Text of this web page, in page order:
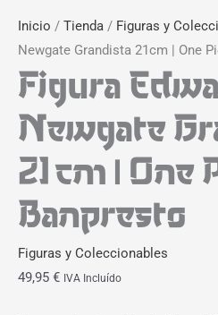
Inicio / Tienda / Figuras y
Newgate Grandista 21cm | One
Figura
Newgate
21cm | One
Banpresto
Figuras y Coleccionables
49,95 € IVA Incluído